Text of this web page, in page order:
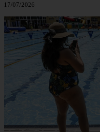
17/07/2026